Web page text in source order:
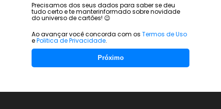
Precisamos dos seus dados para saber se deu
tudo certo e te manterinformado sobre novidade
do universo de cartões! 😉
Ao avançar você concorda com os Termos de Uso
ePolitica de Privacidade.
Próximo